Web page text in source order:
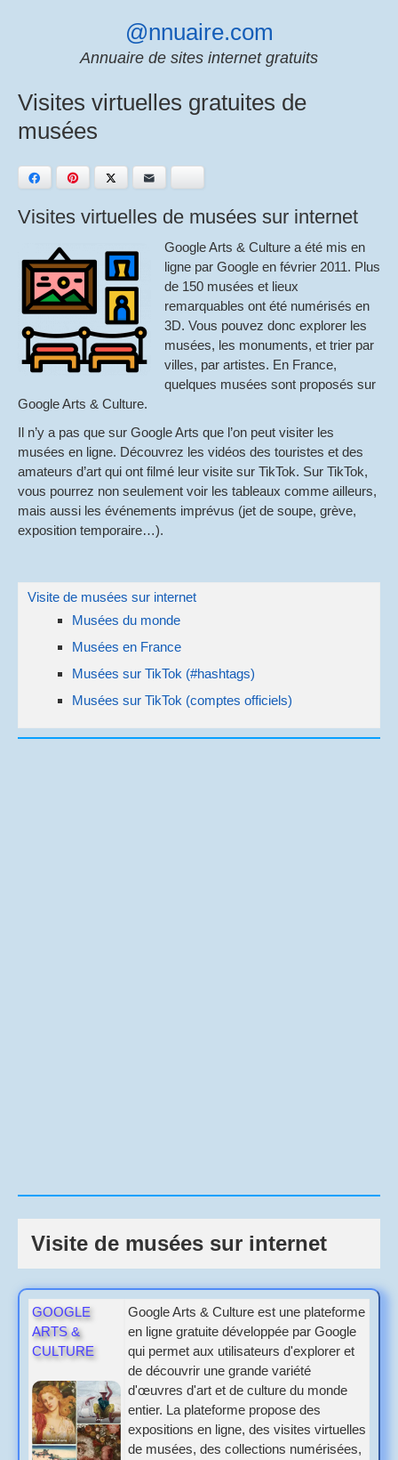
@nnuaire.com
Annuaire de sites internet gratuits
Visites virtuelles gratuites de
musées
Facebook Pinterest Twitter
Visites virtuelles de musées sur internet
Google Arts & Culture a été mis en
ligne par Google en février 2011. Plus
de 150 musées et lieux
remarquables ont été numérisés en
3D. Vous pouvez donc explorer les
musées, les monuments, et trier par
villes, par artistes. En France,
quelques musées sont proposés sur
Google Arts & Culture.
Il n’y a pas que sur Google Arts que l’on peut visiter les
musées en ligne. Découvrez les vidéos des touristes et des
amateurs d’art qui ont filmé leur visite sur TikTok. Sur TikTok,
vous pourrez non seulement voir les tableaux comme ailleurs,
mais aussi les événements imprévus (jet de soupe, grève,
exposition temporaire…).
Visite de musées sur internet
Musées du monde
Musées en France
Musées sur TikTok (#hashtags)
Musées sur TikTok (comptes officiels)
Visite de musées sur internet
GOOGLE
ARTS &
CULTURE
Google Arts & Culture est une plateforme
en ligne gratuite développée par Google
qui permet aux utilisateurs d'explorer et
de découvrir une grande variété
d'œuvres d'art et de culture du monde
entier. La plateforme propose des
expositions en ligne, des visites virtuelles
de musées, des collections numérisées,